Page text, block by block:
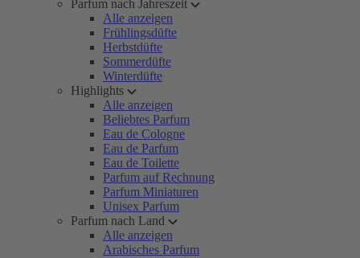
Parfum nach Jahreszeit
Alle anzeigen
Frühlingsdüfte
Herbstdüfte
Sommerdüfte
Winterdüfte
Highlights
Alle anzeigen
Beliebtes Parfum
Eau de Cologne
Eau de Parfum
Eau de Toilette
Parfum auf Rechnung
Parfum Miniaturen
Unisex Parfum
Parfum nach Land
Alle anzeigen
Arabisches Parfum